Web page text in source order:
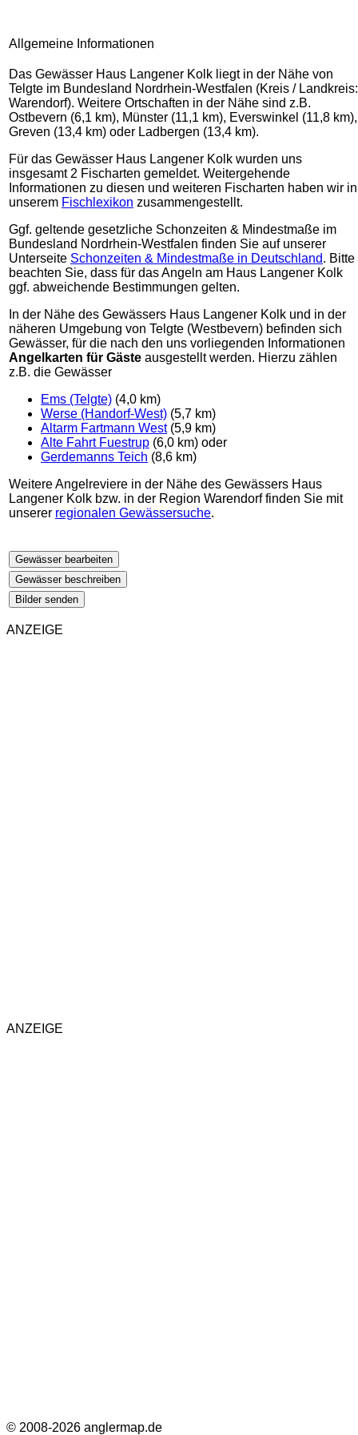
Allgemeine Informationen
Das Gewässer Haus Langener Kolk liegt in der Nähe von
Telgte im Bundesland Nordrhein-Westfalen (Kreis / Landkreis:
Warendorf). Weitere Ortschaften in der Nähe sind z.B.
Ostbevern (6,1 km), Münster (11,1 km), Everswinkel (11,8 km),
Greven (13,4 km) oder Ladbergen (13,4 km).
Für das Gewässer Haus Langener Kolk wurden uns
insgesamt 2 Fischarten gemeldet. Weitergehende
Informationen zu diesen und weiteren Fischarten haben wir in
unserem Fischlexikon zusammengestellt.
Ggf. geltende gesetzliche Schonzeiten & Mindestmaße im
Bundesland Nordrhein-Westfalen finden Sie auf unserer
Unterseite Schonzeiten & Mindestmaße in Deutschland. Bitte
beachten Sie, dass für das Angeln am Haus Langener Kolk
ggf. abweichende Bestimmungen gelten.
In der Nähe des Gewässers Haus Langener Kolk und in der
näheren Umgebung von Telgte (Westbevern) befinden sich
Gewässer, für die nach den uns vorliegenden Informationen
Angelkarten für Gäste ausgestellt werden. Hierzu zählen
z.B. die Gewässer
Ems (Telgte) (4,0 km)
Werse (Handorf-West) (5,7 km)
Altarm Fartmann West(5,9 km)
Alte Fahrt Fuestrup (6,0 km) oder
Gerdemanns Teich (8,6 km)
Weitere Angelreviere in der Nähe des Gewässers Haus
Langener Kolk bzw. in der Region Warendorf finden Sie mit
unserer regionalen Gewässersuche.
Gewässer bearbeiten
Gewässer beschreiben
Bilder senden
ANZEIGE
ANZEIGE
© 2008-2026 anglermap.de